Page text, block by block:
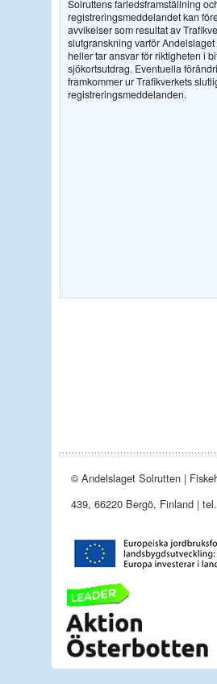
Solruttens farledsframställning
registreringsmeddelandet kan
avvikelser som resultat av
slutgranskning varför
heller tar ansvar för riktigheten i
sjökortsutdrag. Eventuella
framkommer ur Trafikverkets
registreringsmeddelanden.
© Andelslaget Solrutten |
439, 66220 Bergö, Finland |